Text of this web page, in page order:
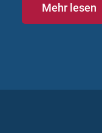
Mehr lesen